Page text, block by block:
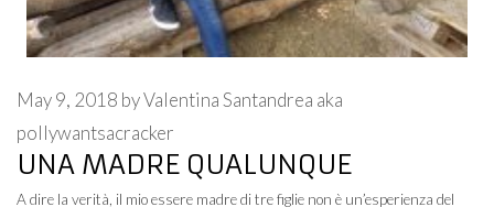
UNA MADRE QUALUNQUE
May 9, 2018 byValentina Santandrea aka
pollywantsacracker
A dire la verità, il mio essere madre di tre figlie non è un’esperienza del